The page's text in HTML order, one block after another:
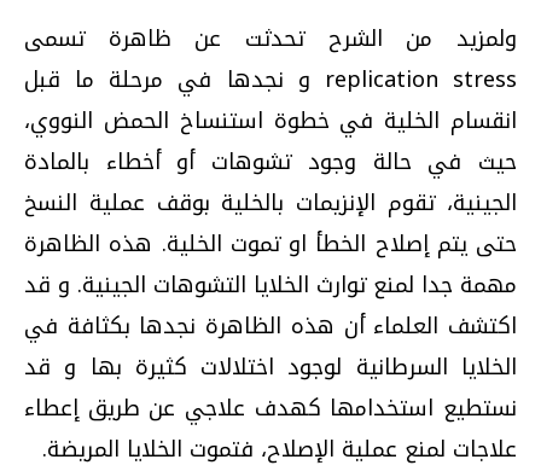
ولمزيد من الشرح تحدثت عن ظاهرة تسمى
replication stress و نجدها في مرحلة ما قبل
انقسام الخلية في خطوة استنساخ الحمض النووي،
حيث في حالة وجود تشوهات أو أخطاء بالمادة
الجينية، تقوم الإنزيمات بالخلية بوقف عملية النسخ
حتى يتم إصلاح الخطأ او تموت الخلية. هذه الظاهرة
مهمة جدا لمنع توارث الخلايا التشوهات الجينية. و قد
اكتشف العلماء أن هذه الظاهرة نجدها بكثافة في
الخلايا السرطانية لوجود اختلالات كثيرة بها و قد
نستطيع استخدامها كهدف علاجي عن طريق إعطاء
علاجات لمنع عملية الإصلاح، فتموت الخلايا المريضة.